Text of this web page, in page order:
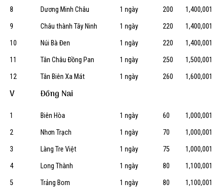
8
Dương Minh Châu 1 ngày 200
1,400,001
9
Châu thành Tây Ninh 1 ngày 220
1,400,001
10
Núi Bà Đen 1 ngày 220
1,400,001
11
Tân Châu Đồng Pan 1 ngày 250
1,500,001
12
Tân Biên Xa Mát 1 ngày 260 1,600,001
V Đồng Nai
1 Biên Hòa 1 ngày 60
1,000,001
2
Nhơn Trạch 1 ngày 70
1,000,001
3
Làng Tre Việt 1 ngày 75
1,000,001
4
Long Thành 1 ngày 80
1,100,001
5
Trảng Bom 1 ngày 80
1,100,001